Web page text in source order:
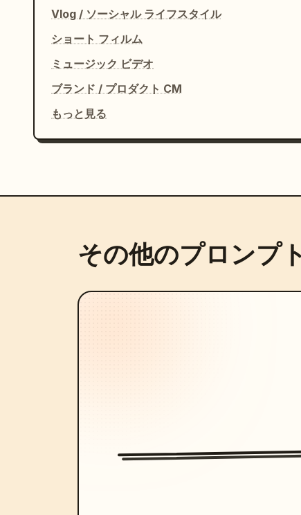
Vlog / ソーシャル ライフスタイル
ショート フィルム
ミュージック ビデオ
ブランド / プロダクト CM
もっと見る
その他のプロンプ